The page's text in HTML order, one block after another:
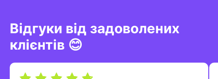
Відгуки від задоволених
клієнтів 😊